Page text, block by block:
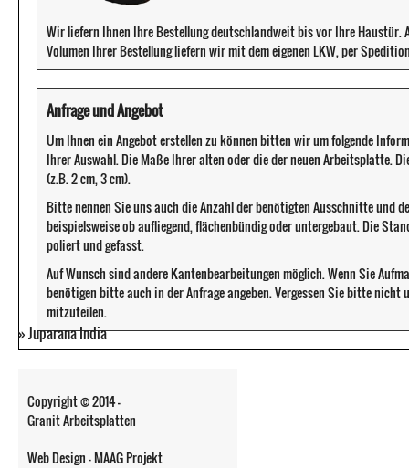
Wir liefern Ihnen Ihre Bestellung deutschlandweit bis vor Ihre Haustür.
Volumen Ihrer Bestellung liefern wir mit dem eigenen LKW, per
Anfrage und Angebot
Um Ihnen ein Angebot erstellen zu können bitten wir um folgende
Ihrer Auswahl. Die Maße Ihrer alten oder die der neuen Arbeitsplatte.
(z.B. 2 cm, 3 cm).
Bitte nennen Sie uns auch die Anzahl der benötigten Ausschnitte und
beispielsweise ob aufliegend, flächenbündig oder untergebaut. Die
poliert und gefasst.
Auf Wunsch sind andere Kantenbearbeitungen möglich. Wenn Sie
benötigen bitte auch in der Anfrage angeben. Vergessen Sie bitte
mitzuteilen.
»Juparana India
Copyright © 2014 -
Granit Arbeitsplatten
Web Design - MAAG Projekt